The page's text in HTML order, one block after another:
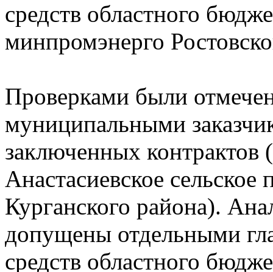
средств областного
минпромэнерго
Проверками были
муниципальными
заключенных
Анастасиевское
Курганского района).
допущены отдельными
средств областного